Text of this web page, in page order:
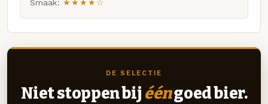
Smaak: ★★★★☆
DE SELECTIE
Niet stoppen bij ééngoed bier.